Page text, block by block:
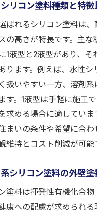
外壁塗装シリコン塗料の価
塗装でコスパの良いシ
コン塗料の価格帯別に
壁塗装で失敗しないシリ
極め方
ント
塗装シリコン塗料の価
考える
リコン塗料種類と特徴
ばれるシリコン塗料は
の高さが特長です。主
1液型と2液型があり、そ
ります。例えば、水性シ
扱いやすい一方、溶剤
す。1液型は手軽に施工
求める場合に適していま
まいの条件や希望に合わ
維持とコスト削減が可能
シリコン塗料の外壁
塗料は揮発性有機化合物
康への配慮が求められ